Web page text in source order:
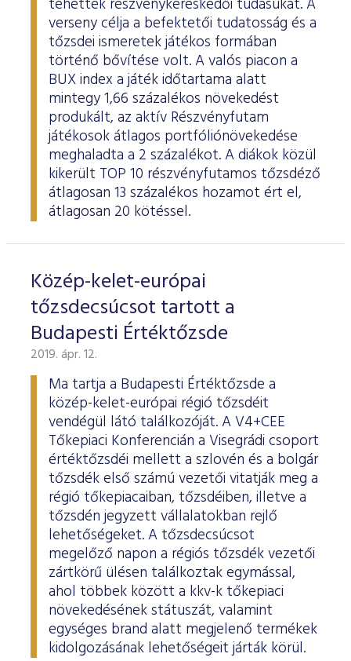
ESG Útmutató
tehették részvénykereskedői tudásukat. A
verseny célja a befektetői tudatosság és a
tőzsdei ismeretek játékos formában
történő bővítése volt. A valós piacon a
BUX index a játék időtartama alatt
mintegy 1,66 százalékos növekedést
produkált, az aktív Részvényfutam
játékosok átlagos portfóliónövekedése
meghaladta a 2 százalékot. A diákok közül
kikerült TOP 10 részvényfutamos tőzsdéző
átlagosan 13 százalékos hozamot ért el,
átlagosan 20 kötéssel.
Közép-kelet-európai
tőzsdecsúcsot tartott a
Budapesti Értéktőzsde
2019. ápr. 12.
Ma tartja a Budapesti Értéktőzsde a
közép-kelet-európai régió tőzsdéit
vendégül látó találkozóját. A V4+CEE
Tőkepiaci Konferencián a Visegrádi csoport
értéktőzsdéi mellett a szlovén és a bolgár
tőzsdék első számú vezetői vitatják meg a
régió tőkepiacaiban, tőzsdéiben, illetve a
tőzsdén jegyzett vállalatokban rejlő
lehetőségeket. A tőzsdecsúcsot
megelőző napon a régiós tőzsdék vezetői
zártkörű ülésen találkoztak egymással,
ahol többek között a kkv-k tőkepiaci
növekedésének státuszát, valamint
egységes brand alatt megjelenő termékek
kidolgozásának lehetőségeit járták körül.